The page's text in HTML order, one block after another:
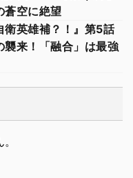
蒼空に絶望
衛英雄補？！』第5話
襲来！「融合」は最強